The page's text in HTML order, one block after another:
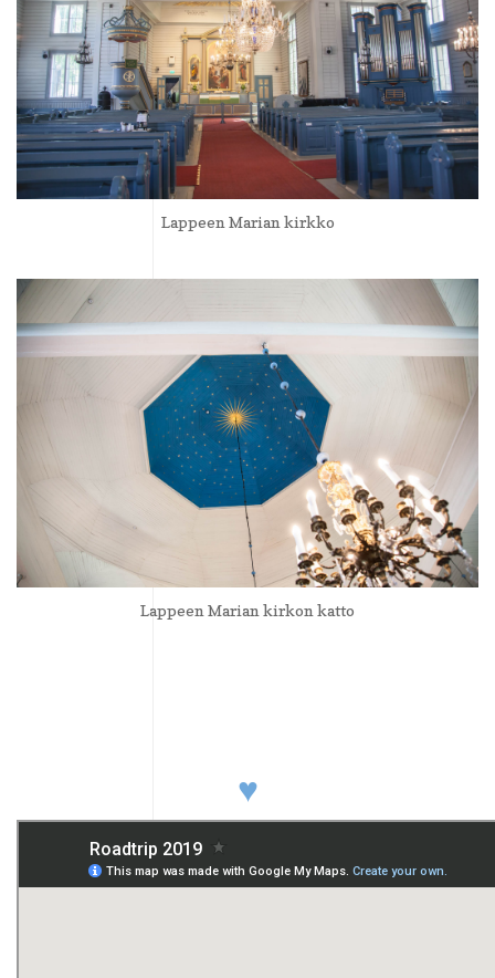
Lappeen Marian kirkko
Lappeen Marian kirkon katto
♥